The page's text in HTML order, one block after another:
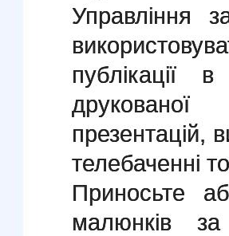
Управління
публікації в
друкованої
презентацій,
телебаченні
Приносьте
малюнків